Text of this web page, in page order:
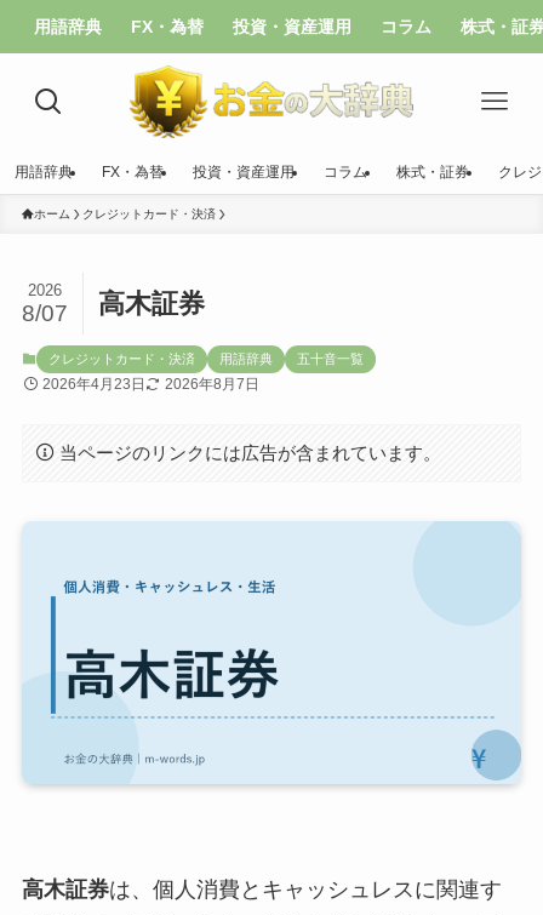
用語辞典 FX・為替 投資・資産運用 コラム 株式・証
用語辞典 FX・為替 投資・資産運用 コラム 株式・証券 クレ
ホーム クレジットカード・決済
高木証券
2026
8/07
クレジットカード・決済 用語辞典 五十音一覧
2026年4月23日 2026年8月7日
当ページのリンクには広告が含まれています。
高木証券は、個人消費とキャッシュレスに関連す